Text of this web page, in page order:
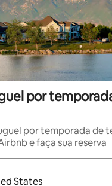
por
por temporada de
e faça sua reserva
estiverem